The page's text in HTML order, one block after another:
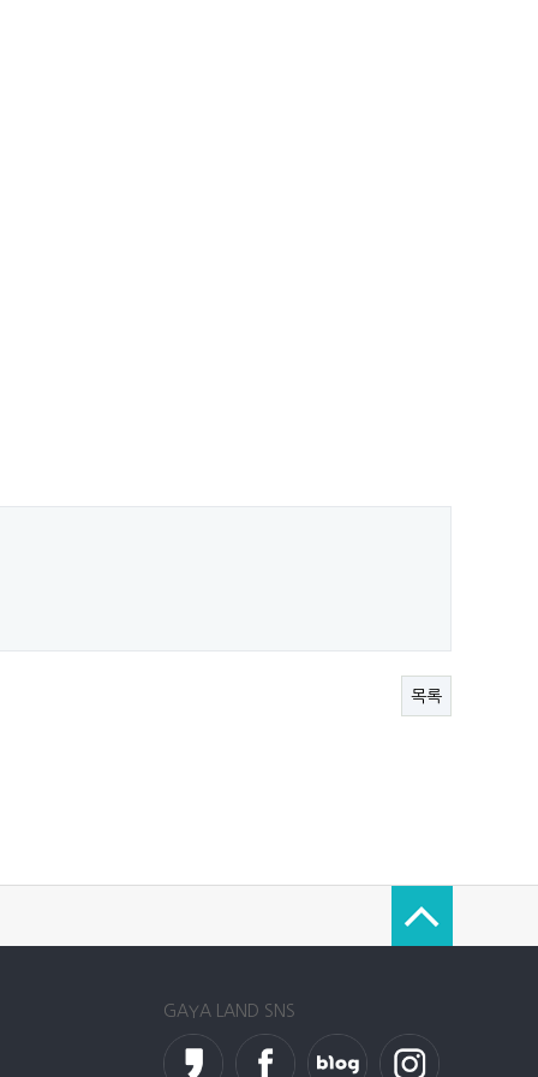
목록
GAYA LAND SNS